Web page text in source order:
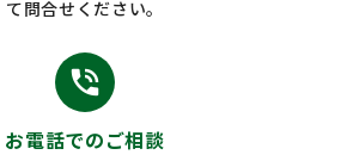
て問合せください。
phone_in_talk
お電話でのご相談